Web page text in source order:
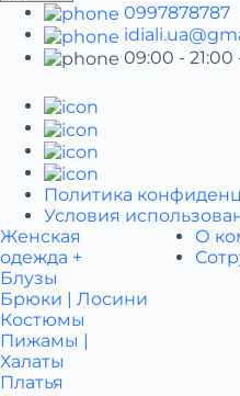
0997878787
09:00 - 21:00
Политика
Условия
Женская
одежда +
Блузы
Брюки | Лосини
Костюмы
Пижамы |
Халаты
Платья
О